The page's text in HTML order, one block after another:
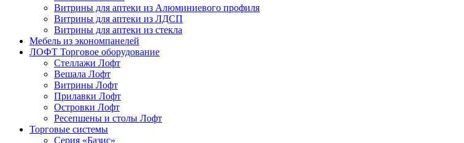
Витрины для аптеки из Алюминиевого профиля
Витрины для аптеки из ЛДСП
Витрины для аптеки из стекла
Мебель из экономпанелей
ЛОФТ Торговое оборудование
Стеллажи Лофт
Вешала Лофт
Витрины Лофт
Прилавки Лофт
Островки Лофт
Ресепшены и столы Лофт
Торговые системы
Серия «Базис»